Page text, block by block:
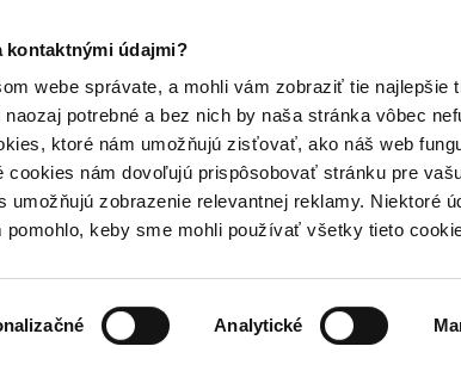
kontaktnými údajmi?
webe správate, a mohli vám zobraziť tie najlepšie
potrebné a bez nich by naša stránka vôbec
ktoré nám umožňujú zisťovať, ako náš web
nám dovoľujú prispôsobovať stránku pre
umožňujú zobrazenie relevantnej reklamy. Niektoré
keby sme mohli používať všetky tieto
Analytické